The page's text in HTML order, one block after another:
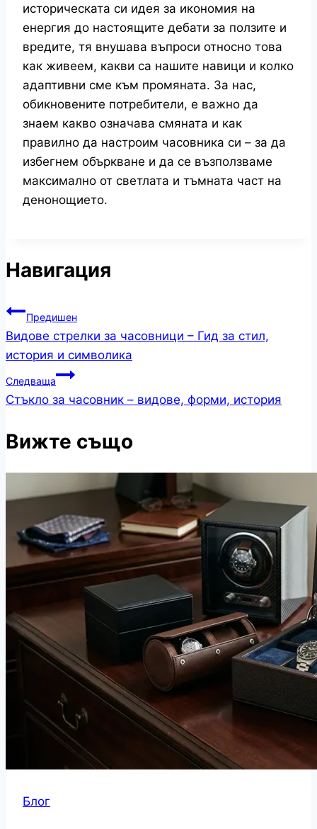
историческата си идея за икономия на
енергия до настоящите дебати за ползите и
вредите, тя внушава въпроси относно това
как живеем, какви са нашите навици и колко
адаптивни сме към промяната. За нас,
обикновените потребители, е важно да
знаем какво означава смяната и как
правилно да настроим часовника си – за да
избегнем объркване и да се възползваме
максимално от светлата и тъмната част на
денонощието.
Навигация
Предишен
Видове стрелки за часовници – Гид за стил,
история и символика
Следваща
Стъкло за часовник – видове, форми, история
Вижте също
Блог